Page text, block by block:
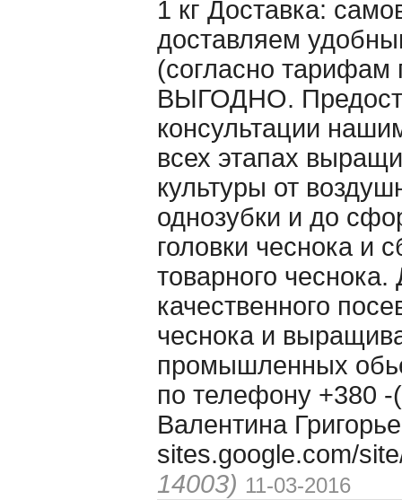
1 кг Доставка:
доставляем
(согласно тарифам
ВЫГОДНО.
консультации
всех этапах
культуры от
однозубки и до
головки чеснока и
товарного чеснока.
качественного
чеснока и
промышленных
по телефону +380
Валентина
sites.google.com/
14003) 11-03-2016